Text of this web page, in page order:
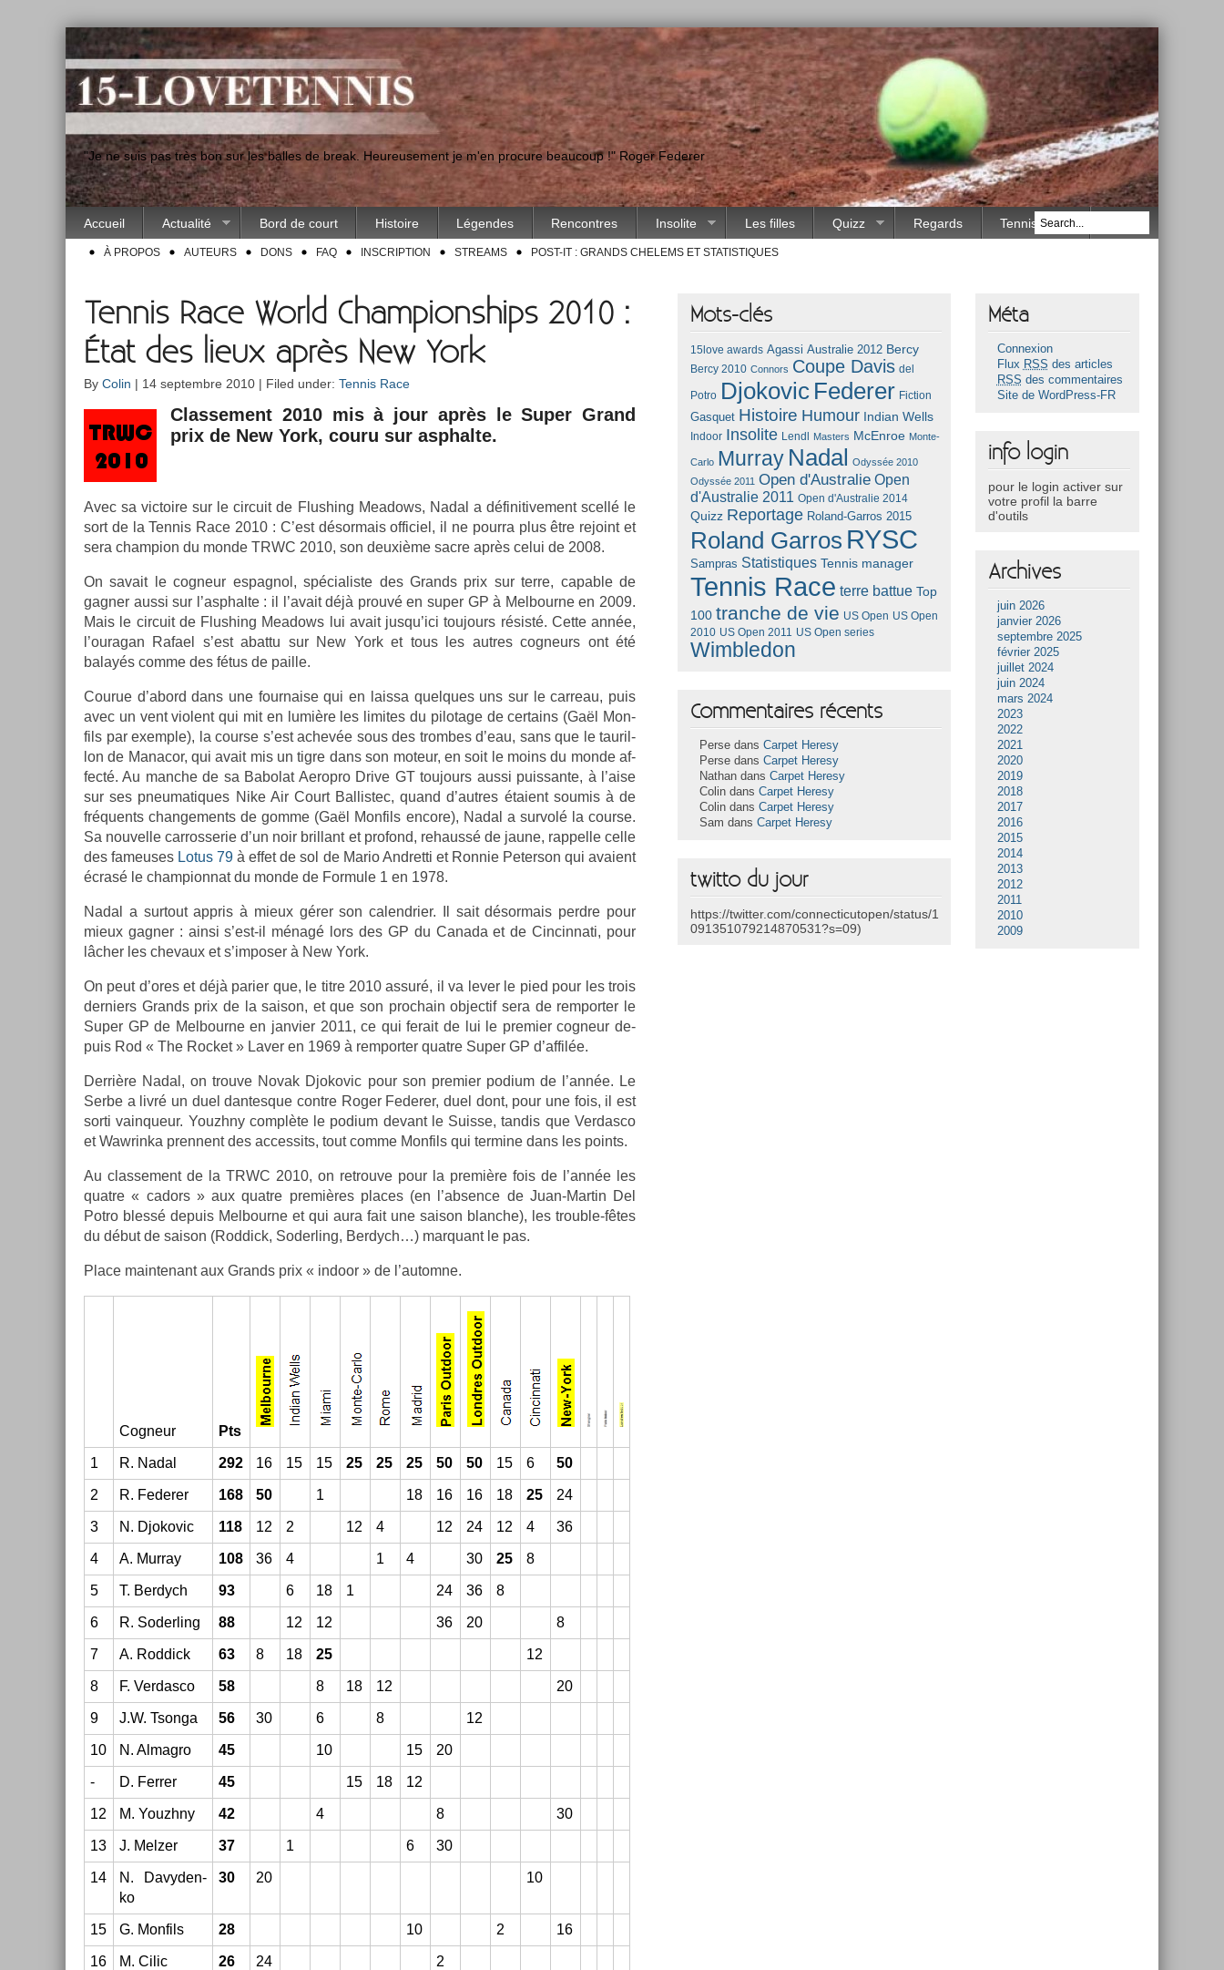
"Je ne suis pas très bon sur les balles de break. Heureusement je m'en procure beaucoup !" Roger Federer
Accueil Actualité Bord de court Histoire Légendes Rencontres Insolite Les filles Quizz Regards Tennis Race
À PROPOS AUTEURS DONS FAQ INSCRIPTION STREAMS POST-IT : GRANDS CHELEMS ET STATISTIQUES
Tennis Race World Championships 2010 :
État des lieux après New York
By Colin | 14 septembre 2010 | Filed under: Tennis Race
Clas­se­ment 2010 mis à jour après le Super Grand
prix de New York, couru sur as­phal­te.
Avec sa vic­toire sur le cir­cuit de Flush­ing Meadows, Nadal a définitive­ment scellé le
sort de la Ten­nis Race 2010 : C’est désor­mais of­ficiel, il ne pour­ra plus être re­joint et
sera champ­ion du monde TRWC 2010, son deuxième sacre après celui de 2008.
On savait le cog­neur es­pagnol, spécialis­te des Grands prix sur terre, cap­able de
gagn­er aussi sur l’asphal­te : il l’avait déjà prouvé en super GP à Mel­bour­ne en 2009.
Mais le cir­cuit de Flush­ing Meadows lui avait jusqu’ici toujours résisté. Cette année,
l’ouragan Rafael s’est ab­at­tu sur New York et tous les aut­res cog­neurs ont été
balayés comme des fétus de pail­le.
Co­urue d’abord dans une four­na­ise qui en lais­sa quel­ques uns sur le car­reau, puis
avec un vent violent qui mit en lumière les li­mites du pilotage de cer­tains (Gaël Mon­
fils par ex­em­ple), la co­ur­se s’est achevée sous des trom­bes d’eau, sans que le tauril­
lon de Man­acor, qui avait mis un tigre dans son moteur, en soit le moins du monde af­
fecté. Au man­che de sa Babolat Aerop­ro Drive GT toujours aussi puis­sante, à l’aise
sur ses pneumatiques Nike Air Court Bal­listec, quand d’aut­res étaient soumis à de
fréquents chan­ge­ments de gomme (Gaël Mon­fils en­core), Nadal a sur­volé la co­ur­se.
Sa nouvel­le car­rosserie d’un noir bril­lant et pro­fond, re­haussé de jaune, rap­pelle celle
des fameuses Lotus 79 à effet de sol de Mario An­dret­ti et Ron­nie Peter­son qui avaient
écrasé le cham­pion­nat du monde de For­mule 1 en 1978.
Nadal a sur­tout appris à mieux gérer son calendri­er. Il sait désor­mais per­dre pour
mieux gagn­er : ainsi s’est-il ménagé lors des GP du Canada et de Cin­cinnati, pour
lâcher les chevaux et s’im­pos­er à New York.
On peut d’ores et déjà pari­er que, le titre 2010 assuré, il va lever le pied pour les trois
de­rni­ers Grands prix de la saison, et que son pro­chain ob­jec­tif sera de re­mport­er le
Super GP de Mel­bour­ne en jan­vi­er 2011, ce qui ferait de lui le pre­mi­er cog­neur de­
puis Rod « The Roc­ket » Laver en 1969 à re­mport­er quat­re Super GP d’affilée.
Derrière Nadal, on trouve Novak Djokovic pour son pre­mi­er podium de l’année. Le
Serbe a livré un duel dan­tesque con­tre Roger Feder­er, duel dont, pour une fois, il est
sorti vain­queur. Youzhny complète le podium de­vant le Suis­se, tan­dis que Ver­dasco
et Waw­rinka pre­nnent des ac­cessits, tout comme Mon­fils qui ter­mine dans les points.
Au clas­se­ment de la TRWC 2010, on retro­uve pour la première fois de l’année les
quat­re « cadors » aux quat­re premières places (en l’abs­ence de Juan-Martin Del
Potro blessé de­puis Mel­bour­ne et qui aura fait une saison blanche), les trouble-fêtes
du début de saison (Rod­dick, Soderl­ing, Be­rdych…) mar­quant le pas.
Place main­tenant aux Grands prix « in­door » de l’autom­ne.
Cog­neur Pts
1 R. Nadal 292 16 15 15 25 25 25 50 50 15 6 50
2 R. Feder­er 168 50 1 18 16 16 18 25 24
3 N. Djokovic 118 12 2 12 4 12 24 12 4 36
4 A. Mur­ray 108 36 4 1 4 30 25 8
5 T. Be­rdych 93 6 18 1 24 36 8
6 R. Soderl­ing 88 12 12 36 20 8
7 A. Rod­dick 63 8 18 25 12
8 F. Ver­dasco 58 8 18 12 20
9 J.W. Tson­ga 56 30 6 8 12
10 N. Al­mag­ro 45 10 15 20
- D. Ferr­er 45 15 18 12
12 M. Youzhny 42 4 8 30
13 J. Melz­er 37 1 6 30
14
N. Davyden­
ko
30 20 10
15 G. Mon­fils 28 10 2 16
16 M. Cilic 26 24 2
Mots-clés
15love awards Agassi Australie 2012 Bercy
Bercy 2010 Connors Coupe Davis del
Potro Djokovic Federer Fiction
Gasquet Histoire Humour Indian Wells
Indoor Insolite Lendl Masters McEnroe Monte-
Carlo Murray Nadal
Odyssée 2010
Odyssée 2011 Open d'Australie Open
d'Australie 2011 Open d'Australie 2014
Quizz Reportage Roland-Garros 2015
Roland Garros RYSC
Sampras Statistiques Tennis manager
Tennis Race terre battue Top
100 tranche de vie US Open US Open
2010 US Open 2011 US Open series
Wimbledon
Commentaires récents
Perse dansCarpet Heresy
Perse dansCarpet Heresy
Nathan dansCarpet Heresy
Colin dansCarpet Heresy
Colin dansCarpet Heresy
Sam dansCarpet Heresy
twitto du jour
https://twitter.com/connecticutopen/status/1
091351079214870531?s=09)
Méta
Connexion
Flux RSS des articles
RSS des commentaires
Site de WordPress-FR
info login
pour le login activer sur
votre profil la barre
d'outils
Archives
juin 2026
janvier 2026
septembre 2025
février 2025
juillet 2024
juin 2024
mars 2024
2023
2022
2021
2020
2019
2018
2017
2016
2015
2014
2013
2012
2011
2010
2009